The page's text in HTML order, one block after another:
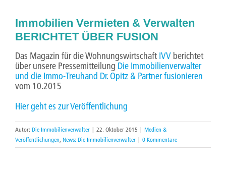
Immobilien Vermieten & Verwalten
BERICHTET ÜBER FUSION
Das Magazin für die WohnungswirtschaftIVV berichtet
über unsere Pressemitteilung Die Immobilienverwalter
und die Immo-Treuhand Dr. Opitz & Partner fusionieren
vom 10.2015
Hier geht es zur Veröffentlichung
Autor: Die Immobilienverwalter | 22. Oktober 2015 | Medien &
Veröffentlichungen News: Die Immobilienverwalter | 0 Kommentare